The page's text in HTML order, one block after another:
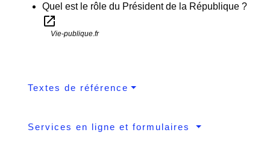
Quel est le rôle du Président de la République ?
open_in_new
Vie-publique.fr
Textes de référence
Services en ligne et formulaires